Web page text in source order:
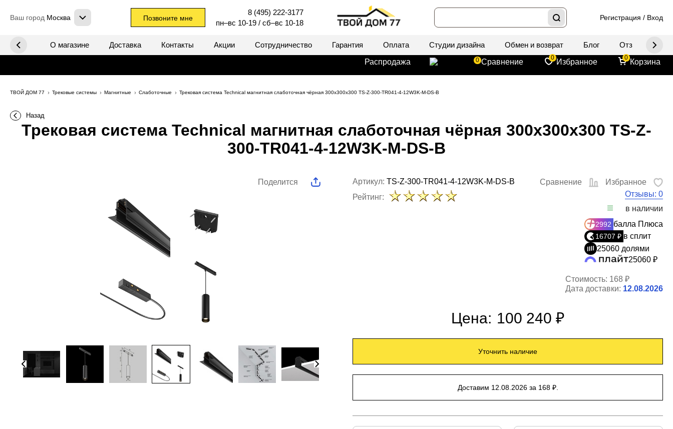
Ваш город Москва Позвоните мне
8 (495) 222-3177
пн–вс 10-19 / сб–вс 10-18
Регистрация / Вход
систем О магазине Доставка Контакты Акции Сотрудничество Гарантия Оплата Студии дизайна Обмен и возврат Блог Отзывы
Распродажа
0 Сравнение 0 Избранное 0 Корзина
ТВОЙ ДОМ 77 Трековые системы Магнитные Слаботочные Трековая система Technical магнитная слаботочная чёрная 300x300x300 TS-Z-300-TR041-4-12W3K-M-DS-B
Назад
Трековая система Technical магнитная слаботочная чёрная 300x300x300 TS-Z-
300-TR041-4-12W3K-M-DS-B
Поделится Артикул: TS-Z-300-TR041-4-12W3K-M-DS-B Сравнение
Избранное
Рейтинг:
Отзывы: 0
в наличии
2992 балла Плюса
16707 ₽ в сплит
25060 долями
25060 ₽
Стоимость: 168 ₽
Дата доставки: 12.08.2026
Цена: 100 240 ₽
Уточнить наличие
Доставим 12.08.2026 за 168 ₽.